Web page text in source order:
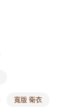
寬版 衛衣